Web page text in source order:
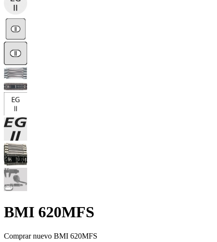
BMI 620MFS
Comprar nuevo BMI 620MFS